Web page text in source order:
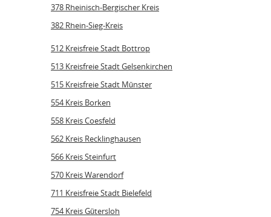
378 Rheinisch-Bergischer Kreis
382 Rhein-Sieg-Kreis
512 Kreisfreie Stadt Bottrop
513 Kreisfreie Stadt Gelsenkirchen
515 Kreisfreie Stadt Münster
554 Kreis Borken
558 Kreis Coesfeld
562 Kreis Recklinghausen
566 Kreis Steinfurt
570 Kreis Warendorf
711 Kreisfreie Stadt Bielefeld
754 Kreis Gütersloh